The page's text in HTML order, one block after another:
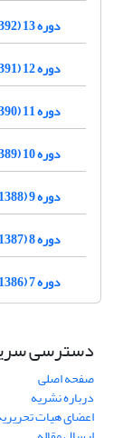
دوره 13 (1392)
دوره 12 (1391)
دوره 11 (1390)
دوره 10 (1389)
دوره 9 (1388)
دوره 8 (1387)
دوره 7 (1386)
دسترسی
صفحه اصلی
درباره نشریه
اعضای هیات